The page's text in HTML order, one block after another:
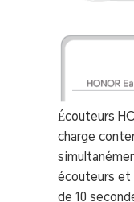
Écouteurs
charge
écouteurs et
de 10